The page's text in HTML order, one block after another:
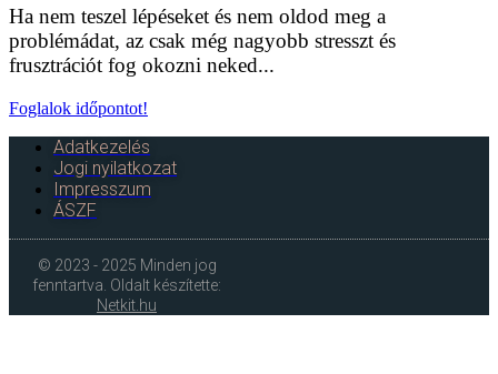
Ha nem teszel lépéseket és nem oldod meg a
problémádat, az csak még nagyobb stresszt és
frusztrációt fog okozni neked...
Foglalok időpontot!
Adatkezelés
Jogi nyilatkozat
Impresszum
ÁSZF
© 2023 - 2025 Minden jog
fenntartva. Oldalt készítette:
Netkit.hu